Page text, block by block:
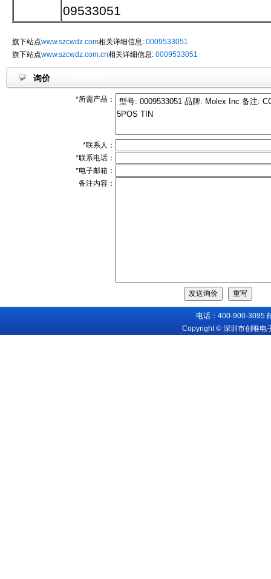
09533051
旗下站点www.szcwdz.com相关详细信息: 0009533051
旗下站点www.szcwdz.com.cn相关详细信息: 0009533051
询价
*所需产品：
*联系人：
*联系电话：
*电子邮箱：
备注内容：
电话：400-900-3095
Copyright © 深圳市创唯电